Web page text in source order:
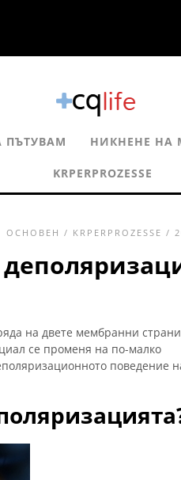
ПЪТУВАМ НИКНЕНЕ НА
KRPERPROZESSE
ОСНОВЕН / KRPERPROZESSE /
на двете мембранни
се променя на по-малко
поведение